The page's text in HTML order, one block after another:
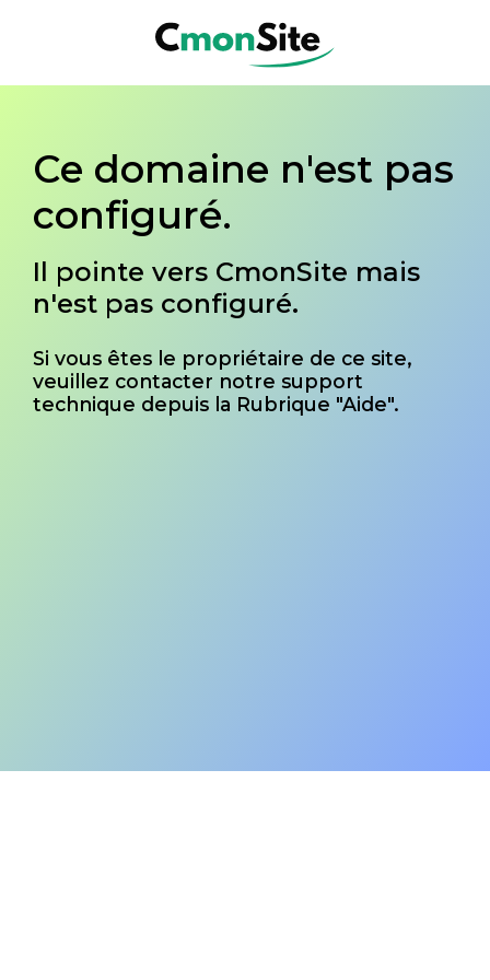
Ce domaine n'est pas
configuré.
Il pointe vers CmonSite mais
n'est pas configuré.
Si vous êtes le propriétaire de ce site,
veuillez contacter notre support
technique depuis la Rubrique "Aide".